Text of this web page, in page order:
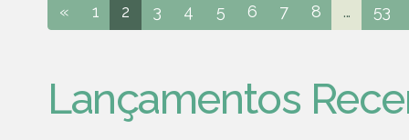
« 1 2 3 4 5 6 7 8 ... 53
Lançamentos